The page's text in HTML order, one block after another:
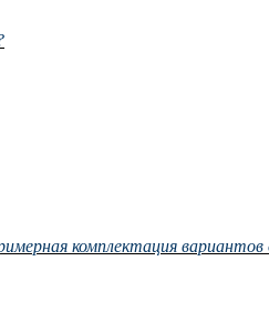
комплектация вариантов